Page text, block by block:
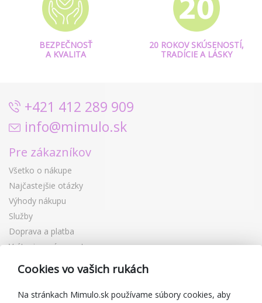
BEZPEČNOSŤ
A KVALITA
20 ROKOV SKÚSENOSTÍ,
TRADÍCIE A LÁSKY
+421 412 289 909
info@mimulo.sk
Pre zákazníkov
Všetko o nákupe
Najčastejšie otázky
Výhody nákupu
Služby
Doprava a platba
Vrátenie a výmena tovaru
Reklamácia
Darčekové poukážky
Zľavové kupóny
Cookies vo vašich rukách
Na stránkach Mimulo.sk používame súbory cookies, aby